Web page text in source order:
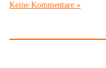
Keine Kommentare »